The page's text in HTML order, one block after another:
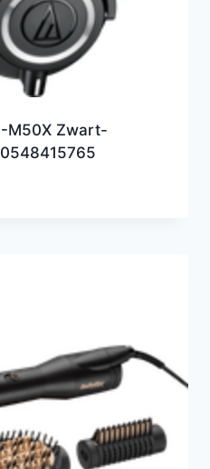
M50X Zwart-